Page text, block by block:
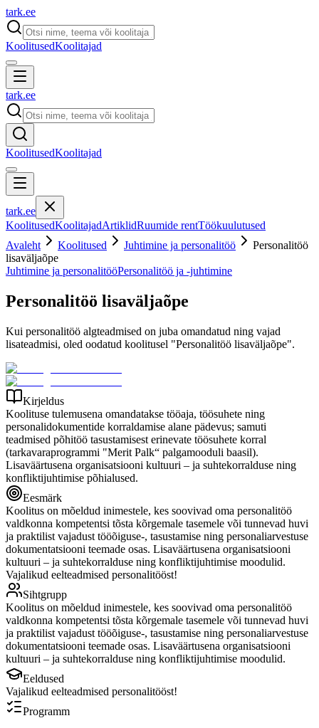
tark.ee
KoolitusedKoolitajad
tark.ee
KoolitusedKoolitajad
tark.ee
KoolitusedKoolitajadArtiklidRuumide rentTöökuulutused
Avaleht
Koolitused Juhtimine ja personalitöö
Personalitöö
lisaväljaõpe
Juhtimine ja personalitööPersonalitöö ja -juhtimine
Personalitöö lisaväljaõpe
Kui personalitöö algteadmised on juba omandatud ning vajad
lisateadmisi, oled oodatud koolitusel "Personalitöö lisaväljaõpe".
Kirjeldus
Koolituse tulemusena omandatakse tööaja, töösuhete ning
personalidokumentide korraldamise alane pädevus; samuti
teadmised põhitöö tasustamisest erinevate töösuhete korral
(tarkavaraprogrammi "Merit Palk“ palgamooduli baasil).
Lisaväärtusena organisatsiooni kultuuri – ja suhtekorralduse ning
konfliktijuhtimise põhialused.
Eesmärk
Koolitus on mõeldud inimestele, kes soovivad oma personalitöö
valdkonna kompetentsi tõsta kõrgemale tasemele või tunnevad huvi
ja praktilist vajadust tööõiguse-, tasustamise ning personaliarvestuse
dokumentatsiooni teemade osas. Lisaväärtusena organisatsiooni
kultuuri – ja suhtekorralduse ning konfliktijuhtimise moodulid.
Vajalikud eelteadmised personalitööst!
Sihtgrupp
Koolitus on mõeldud inimestele, kes soovivad oma personalitöö
valdkonna kompetentsi tõsta kõrgemale tasemele või tunnevad huvi
ja praktilist vajadust tööõiguse-, tasustamise ning personaliarvestuse
dokumentatsiooni teemade osas. Lisaväärtusena organisatsiooni
kultuuri – ja suhtekorralduse ning konfliktijuhtimise moodulid.
Eeldused
Vajalikud eelteadmised personalitööst!
Programm